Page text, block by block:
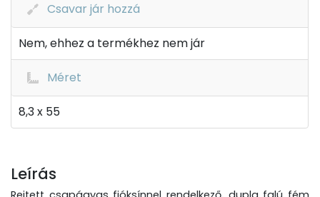
Csavar jár hozzá
Nem, ehhez a termékhez nem jár
Méret
8,3 x 55
Leírás